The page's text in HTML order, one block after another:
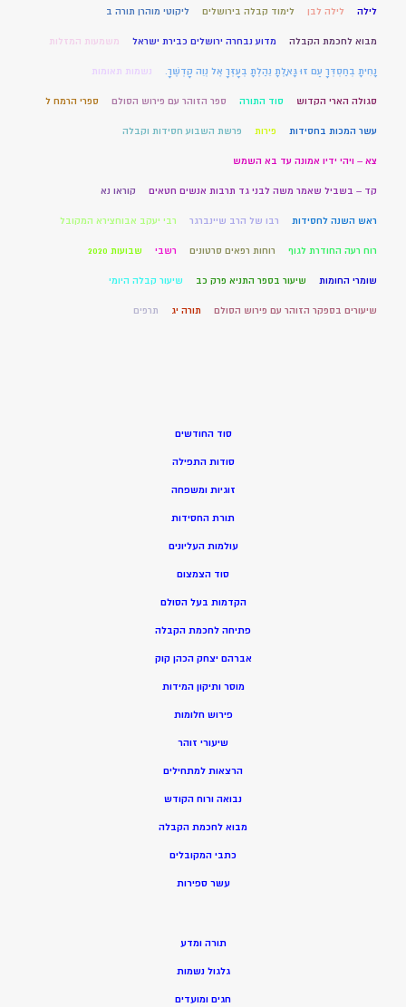
לילה לילה לבן לימוד קבלה בירושלים ליקוטי מוהרן תורה ב
מבוא לחכמת הקבלה מדוע נבחרה ירושלים כבירת ישראל משמעות המזלות
נָחִיתָ בְחַסְדְּךָ עַם זוּ גָּאָלְתָּ נֵהַלְתָּ בְעָזְּךָ אֶל נְוֵה קָדְשֶׁךָ. נשמות תאומות
סגולה הארי הקדוש סוד התורה ספר הזוהר עם פירוש הסולם ספרי הרמח ל
עשר המכות בחסידות פירות פרשת השבוע חסידות וקבלה
צא – ויהי ידיו אמונה עד בא השמש
קד – בשביל שאמר משה לבני גד תרבות אנשים חטאים קוראו נא
ראש השנה לחסידות רבו של הרב שיינברגר רבי יעקב אבוחצירא המקובל
רוח רעה החודרת לגוף רוחות רפאים סרטונים רשבי שבועות 2020
שומרי החומות שיעור בספר התניא פרק כב שיעור קבלה היומי
שיעורים בספקר הזוהר עם פירוש הסולם תורה יג תרפים
סוד החודשים
סודות התפילה
זוגיות ומשפחה
תורת החסידות
עולמות העליונים
סוד הצמצום
הקדמות בעל הסולם
פתיחה לחכמת הקבלה
אברהם יצחק הכהן קוק
מוסר ותיקון המידות
פירוש חלומות
שיעורי זוהר
הרצאות למתחילים
נבואה ורוח הקודש
מבוא לחכמת הקבלה
כתבי המקובלים
עשר ספירות
תורה ומדע
גלגול נשמות
חגים ומועדים